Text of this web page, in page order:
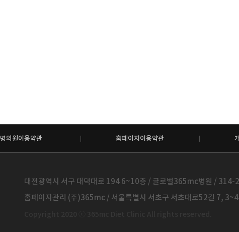
병의원이용약관 홈페이지이용약관
대전광역시 서구 대덕대로 194 6~10층 / 글로벌365mc병원 /
홈페이지관리 (주)365mc / 서울특별시 서초구 서초대로52길 7,